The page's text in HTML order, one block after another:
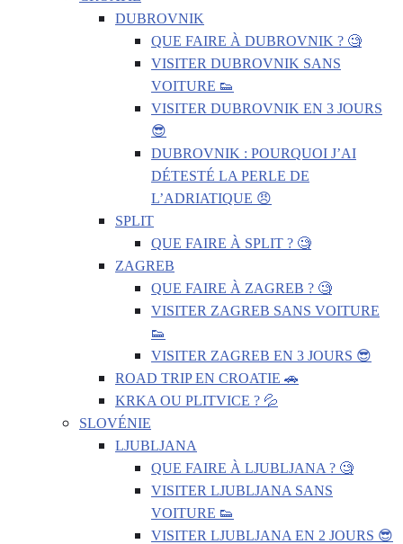
DUBROVNIK
QUE FAIRE À DUBROVNIK ? 🧐
VISITER DUBROVNIK SANS
VOITURE 👟
VISITER DUBROVNIK EN 3 JOURS
😎
DUBROVNIK : POURQUOI J’AI
DÉTESTÉ LA PERLE DE
L’ADRIATIQUE 😠
SPLIT
QUE FAIRE À SPLIT ? 🧐
ZAGREB
QUE FAIRE À ZAGREB ? 🧐
VISITER ZAGREB SANS VOITURE
👟
VISITER ZAGREB EN 3 JOURS 😎
ROAD TRIP EN CROATIE 🚗
KRKA OU PLITVICE ? 💦
SLOVÉNIE
LJUBLJANA
QUE FAIRE À LJUBLJANA ? 🧐
VISITER LJUBLJANA SANS
VOITURE 👟
VISITER LJUBLJANA EN 2 JOURS 😎